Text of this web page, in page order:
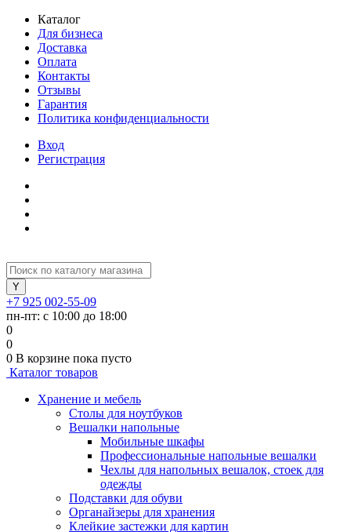
Каталог
Для бизнеса
Доставка
Оплата
Контакты
Отзывы
Гарантия
Политика конфиденциальности
Вход
Регистрация
+7 925 002-55-09
пн-пт: с 10:00 до 18:00
0
0
0 В корзине пока пусто
Каталог товаров
Хранение и мебель
Столы для ноутбуков
Вешалки напольные
Мобильные шкафы
Профессиональные напольные вешалки
Чехлы для напольных вешалок, стоек для
одежды
Подставки для обуви
Органайзеры для хранения
Клейкие застежки для картин